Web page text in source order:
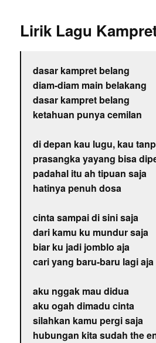
Lirik Lagu
dasar kampret belang
diam-diam main belakang
dasar kampret belang
ketahuan punya cemilan
di depan kau lugu, kau
prasangka yayang bisa
padahal itu ah tipuan saja
hatinya penuh dosa
cinta sampai di sini saja
dari kamu ku mundur saja
biar ku jadi jomblo aja
cari yang baru-baru lagi aja
aku nggak mau didua
aku ogah dimadu cinta
silahkan kamu pergi saja
hubungan kita sudah the